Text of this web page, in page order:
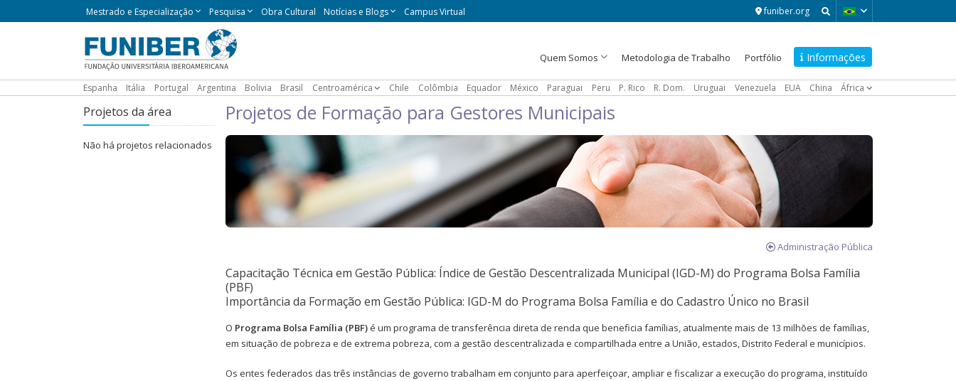
para
Mestrado e Especialização Pesquisa Obra Cultural Notícias e Blogs Campus Virtual funiber.org
Informações
Navegación
principal
Quem Somos Metodologia de Trabalho Portfólio
Espanha Itália Portugal Argentina Bolivia Brasil Centroamérica Chile Colômbia Equador México Paraguai Peru P. Rico R. Dom. Uruguai Venezuela EUA China África
Projetos da área
Não há projetos relacionados
Projetos de Formação para Gestores Municipais
Administração Pública
Capacitação Técnica em Gestão Pública: Índice de Gestão Descentralizada Municipal (IGD-M) do Programa Bolsa Família
(PBF)
Importância da Formação em Gestão Pública: IGD-M do Programa Bolsa Família e do Cadastro Único no Brasil
O Programa Bolsa Família (PBF)é um programa de transferência direta de renda que beneficia famílias, atualmente mais de 13 milhões de famílias,
em situação de pobreza e de extrema pobreza, com a gestão descentralizada e compartilhada entre a União, estados, Distrito Federal e municípios.
Os entes federados das três instâncias de governo trabalham em conjunto para aperfeiçoar, ampliar e fiscalizar a execução do programa, instituído